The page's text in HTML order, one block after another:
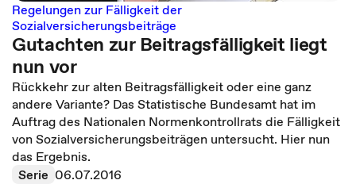
Regelungen zur Fälligkeit der
Sozialversicherungsbeiträge
Gutachten zur Beitragsfälligkeit liegt
nun vor
Rückkehr zur alten Beitragsfälligkeit oder eine ganz
andere Variante? Das Statistische Bundesamt hat im
Auftrag des Nationalen Normenkontrollrats die Fälligkeit
von Sozialversicherungsbeiträgen untersucht. Hier nun
das Ergebnis.
Serie 06.07.2016